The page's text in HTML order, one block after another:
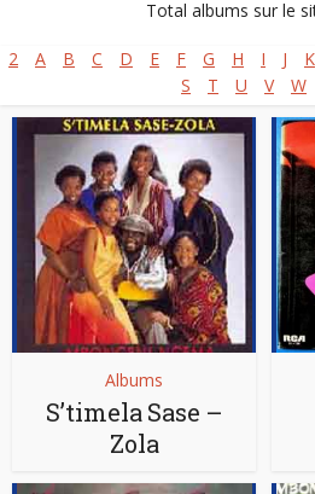
Total albums sur le
2 A B C D E F G H I J K
S
T U V W
Albums
S’timela Sase –
Zola